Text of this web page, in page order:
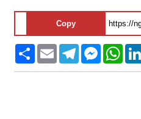
Copy
Share Email
TelegramMessengerWhatsApp